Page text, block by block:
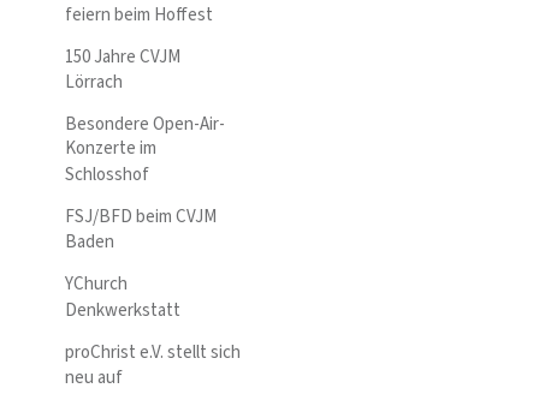
feiern beim Hoffest
150 Jahre CVJM
Lörrach
Besondere Open-Air-
Konzerte im
Schlosshof
FSJ/BFD beim CVJM
Baden
YChurch
Denkwerkstatt
proChrist e.V. stellt sich
neu auf